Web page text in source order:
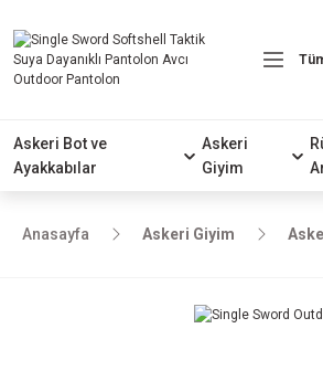
Askeri Bot ve
Ayakkabılar
Askeri
Giyim
Anasayfa Askeri Giyim